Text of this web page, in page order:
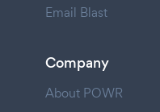
Email Blast
Company
About POWR